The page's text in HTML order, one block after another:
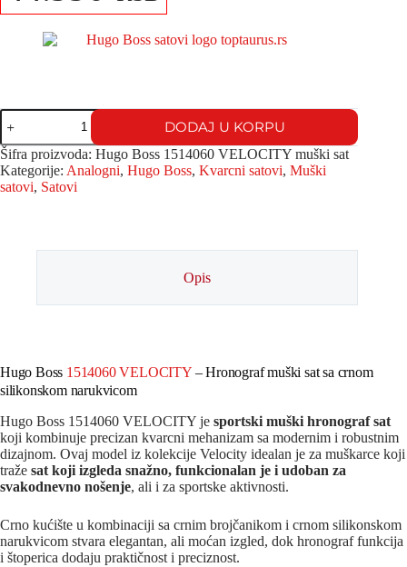
DODAJ U KORPU
Šifra proizvoda: Hugo Boss 1514060 VELOCITY muški sat
Kategorije: Analogni, Hugo Boss, Kvarcni satovi, Muški
satovi, Satovi
Opis
Hugo Boss 1514060 VELOCITY– Hronograf muški sat sa crnom
silikonskom narukvicom
Hugo Boss 1514060 VELOCITY je sportski muški hronograf sat
koji kombinuje precizan kvarcni mehanizam sa modernim i robustnim
dizajnom. Ovaj model iz kolekcije Velocity idealan je za muškarce koji
traže sat koji izgleda snažno, funkcionalan je i udoban za
svakodnevno nošenje, ali i za sportske aktivnosti.
Crno kućište u kombinaciji sa crnim brojčanikom i crnom silikonskom
narukvicom stvara elegantan, ali moćan izgled, dok hronograf funkcija
i štoperica dodaju praktičnost i preciznost.